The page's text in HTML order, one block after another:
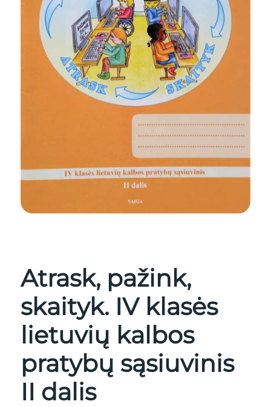
Atrask, pažink,
skaityk. IV klasės
lietuvių kalbos
pratybų sąsiuvinis
II dalis